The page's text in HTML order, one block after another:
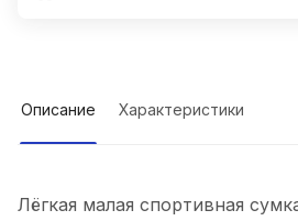
Описание Характеристики
Лёгкая малая спортивная